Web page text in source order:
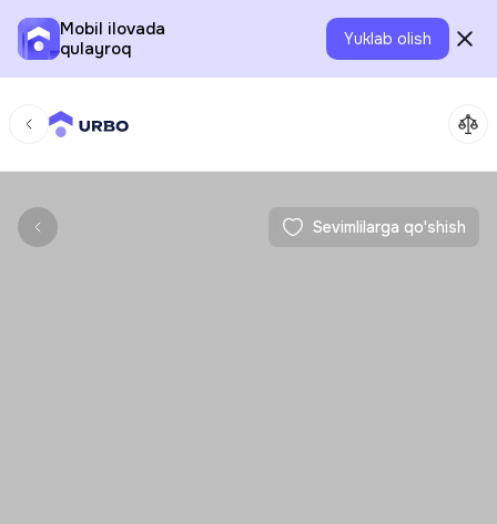
Mobil ilovada
qulayroq
Yuklab olish
Sevimlilarga qo'shish